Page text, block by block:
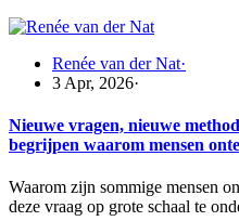
Renée van der Nat·
3 Apr, 2026·
Nieuwe vragen, nieuwe
begrijpen waarom mensen
Waarom zijn sommige mensen
deze vraag op grote schaal te